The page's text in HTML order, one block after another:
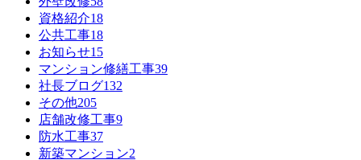
資格紹介18
公共工事18
お知らせ15
マンション修繕工事39
社長ブログ132
その他205
店舗改修工事9
防水工事37
新築マンション2